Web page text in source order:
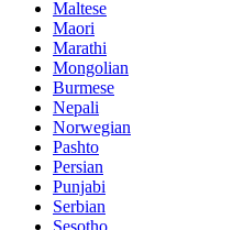
Maltese
Maori
Marathi
Mongolian
Burmese
Nepali
Norwegian
Pashto
Persian
Punjabi
Serbian
Sesotho